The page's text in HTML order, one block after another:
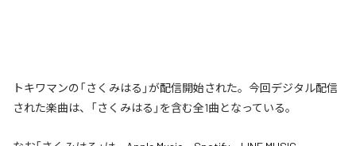
トキワマンの「さくみはる」が配信開始された。今回デジタル配信
された楽曲は、「さくみはる」を含む全1曲となっている。